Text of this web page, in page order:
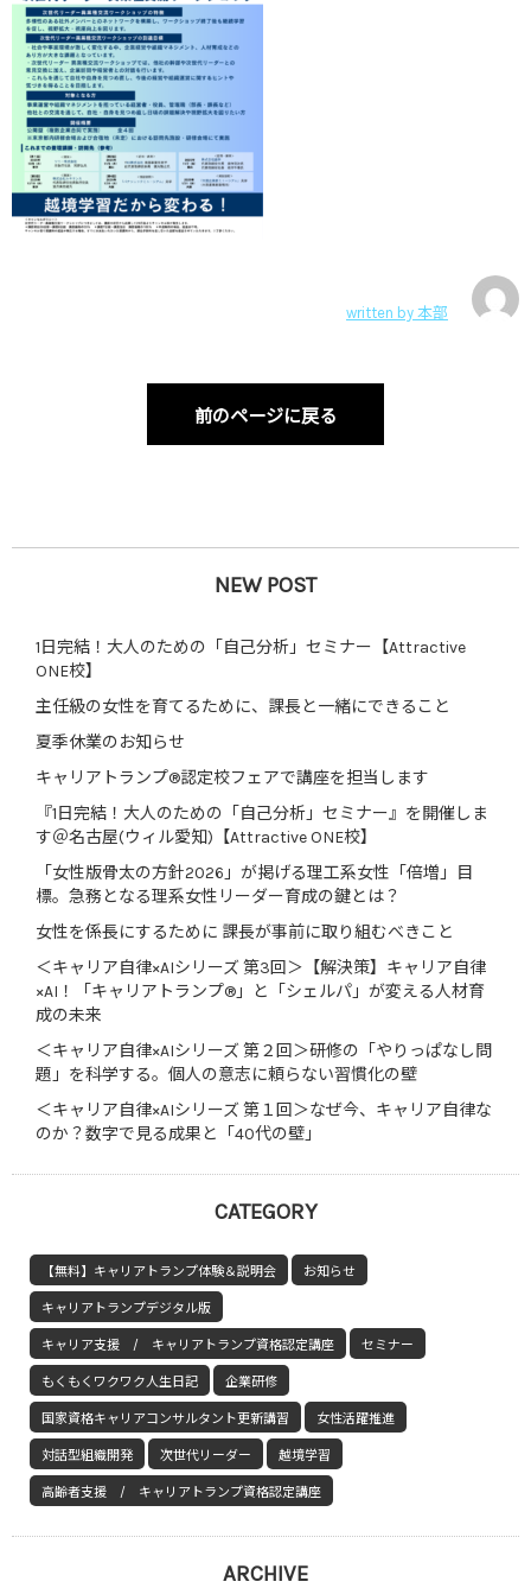
written by 本部
前のページに戻る
NEW POST
1日完結！大人のための「自己分析」セミナー【Attractive
ONE校】
主任級の女性を育てるために、課長と一緒にできること
夏季休業のお知らせ
キャリアトランプ®認定校フェアで講座を担当します
『1日完結！大人のための「自己分析」セミナー』を開催しま
す＠名古屋(ウィル愛知)【Attractive ONE校】
「女性版骨太の方針2026」が掲げる理工系女性「倍増」目
標。急務となる理系女性リーダー育成の鍵とは？
女性を係長にするために 課長が事前に取り組むべきこと
＜キャリア自律×AIシリーズ 第3回＞【解決策】キャリア自律
×AI！「キャリアトランプ®」と「シェルパ」が変える人材育
成の未来
＜キャリア自律×AIシリーズ 第２回＞研修の「やりっぱなし問
題」を科学する。個人の意志に頼らない習慣化の壁
＜キャリア自律×AIシリーズ 第１回＞なぜ今、キャリア自律な
のか？数字で見る成果と「40代の壁」
CATEGORY
【無料】キャリアトランプ体験＆説明会 お知らせ
キャリアトランプデジタル版
キャリア支援 / キャリアトランプ資格認定講座 セミナー
もくもくワクワク人生日記 企業研修
国家資格キャリアコンサルタント更新講習 女性活躍推進
対話型組織開発 次世代リーダー 越境学習
高齢者支援 / キャリアトランプ資格認定講座
ARCHIVE